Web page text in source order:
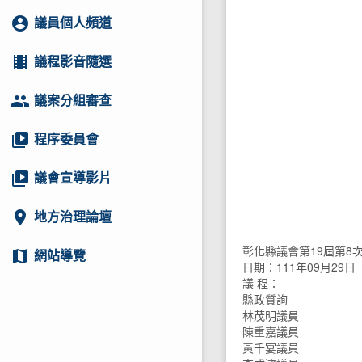
account_circle 議員個人頻道
local_movies 議程影音隨選
group 議案分組審查
video_library 程序委員會
video_library 議會宣導影片
location_on 地方治理論壇
map 網站導覽
彰化縣議會第19屆第8
日期：111年09月29日
議 程：
縣政質詢
林茂明議員
陳重嘉議員
黃千宴議員